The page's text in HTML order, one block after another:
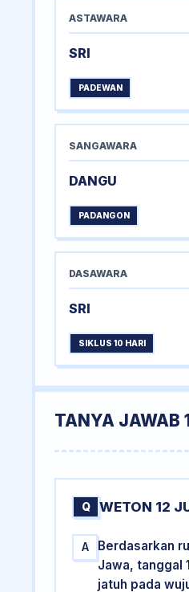
ASTAWARA
SRI
PADEWAN
SANGAWARA
DANGU
PADANGON
DASAWARA
SRI
SIKLUS 10 HARI
TANYA JAWAB
Q WETON 12
A
Berdasarkan
Jawa, tanggal
jatuh pada